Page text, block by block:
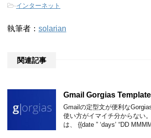
-インターネット
執筆者： solarian
関連記事
Gmail Gorgias
Gmailの定型文が便利な
使い方がイマイチ分からない
は、 {{date ” ‘days’ “DD